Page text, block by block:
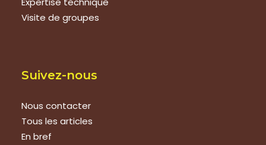
Visite de groupes
Suivez-nous
Nous contacter
Tous les articles
En bref